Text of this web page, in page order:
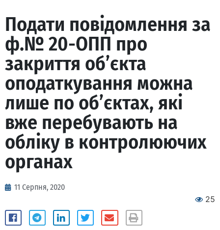
Подати повідомлення за
ф.№ 20-ОПП про
закриття об’єкта
оподаткування можна
лише по об’єктах, які
вже перебувають на
обліку в контролюючих
органах
11 Серпня, 2020
25